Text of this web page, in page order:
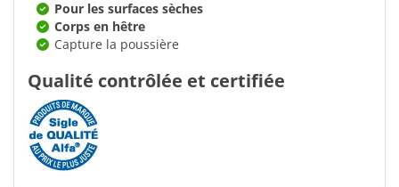
Pour les surfaces sèches
Corps en hêtre
Capture la poussière
Qualité contrôlée et certifiée